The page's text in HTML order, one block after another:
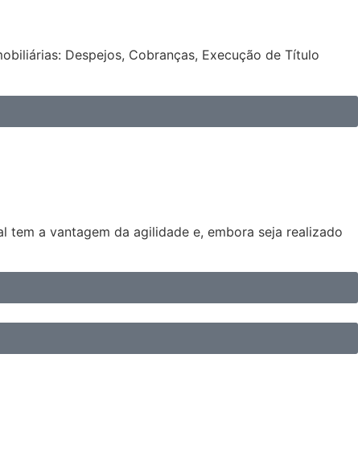
Despejos, Cobranças, Execução de Título
tem a vantagem da agilidade e, embora seja realizado